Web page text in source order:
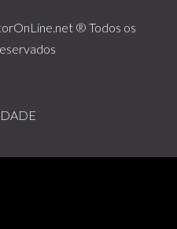
® Todos os